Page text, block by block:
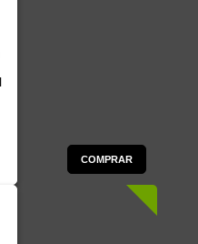
COMPRAR